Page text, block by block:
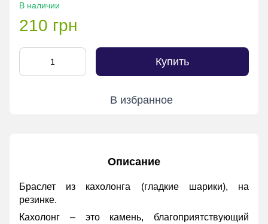
В наличии
210 грн
Купить
В избранное
Описание
Браслет из кахолонга (гладкие шарики), на
резинке.
Кахолонг – это камень, благоприятствующий